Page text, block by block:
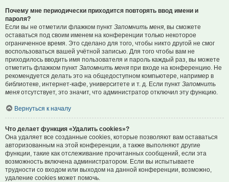
Почему мне периодически приходится повторять ввод имени и
пароля?
Если вы не отметили флажком пункт Запомнить меня , вы сможете
оставаться под своим именем на конференции только некоторое
ограниченное время. Это сделано для того, чтобы никто другой не смог
воспользоваться вашей учётной записью. Для того чтобы вам не
приходилось вводить имя пользователя и пароль каждый раз, вы можете
отметить флажком пункт Запомнить меня при входе на конференцию. Не
рекомендуется делать это на общедоступном компьютере, например в
библиотеке, интернет-кафе, университете и т. д. Если пункт Запомнить
меня отсутствует, это значит, что администратор отключил эту функцию.
Вернуться к началу
Что делает функция «Удалить cookies»?
Она удаляет все созданные cookies, которые позволяют вам оставаться
авторизованным на этой конференции, а также выполняют другие
функции, такие как отслеживание прочитанных сообщений, если эта
возможность включена администратором. Если вы испытываете
трудности со входом или выходом на данной конференции, возможно,
удаление cookies может помочь.